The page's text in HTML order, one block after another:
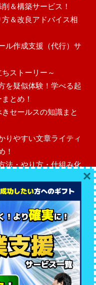
＆構築サービス！
＆改良アドバイス相
ル作成支援（代行）サ
ストーリー～
を疑似体験！学べる起
とめ！
セールスの知識まと
りやすい文章ライティ
！
法・やり方・仕組み化
売れる高額商品作成・
必要なビジネスメンタ
め！
）「初心者起業レベル
のビジネスの疑問を解
×